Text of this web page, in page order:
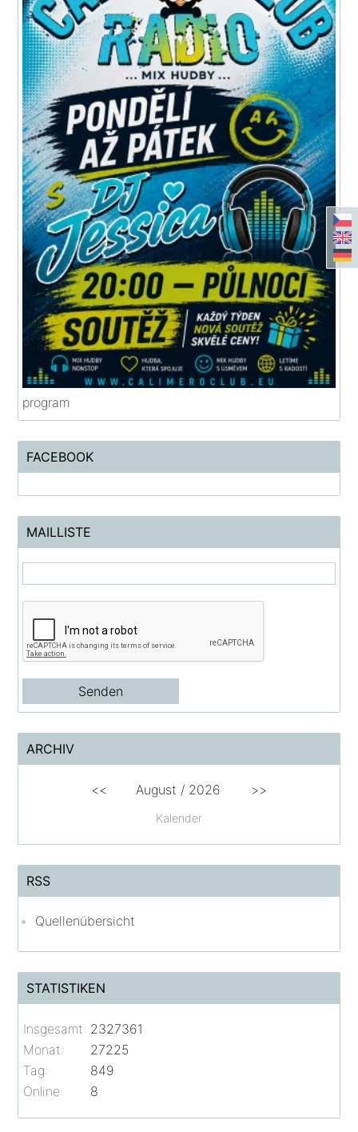
program
FACEBOOK
MAILLISTE
ARCHIV
Kalender
<< August / 2026 >>
RSS
Quellenübersicht
STATISTIKEN
Online: 8
Insgesamt: 2327361
Monat:
27225
Tag:
849